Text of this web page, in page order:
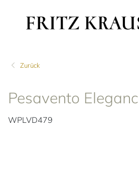
Zurück
Pesavento
WPLVD479